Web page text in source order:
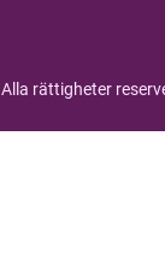
rättigheter